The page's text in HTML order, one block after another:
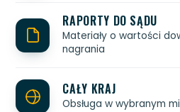
RAPORTY DO SĄDU
Materiały o wartości
nagrania
CAŁY KRAJ
Obsługa w wybranym